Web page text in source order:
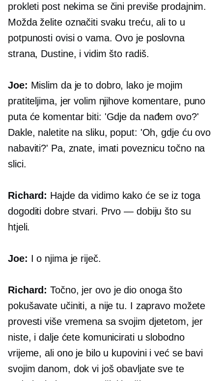
prokleti post nekima se čini previše prodajnim.
Možda želite označiti svaku treću, ali to u
potpunosti ovisi o vama. Ovo je poslovna
strana, Dustine, i vidim što radiš.
Joe: Mislim da je to dobro, lako je mojim
pratiteljima, jer volim njihove komentare, puno
puta će komentar biti: 'Gdje da nađem ovo?'
Dakle, naletite na sliku, poput: 'Oh, gdje ću ovo
nabaviti?' Pa, znate, imati poveznicu točno na
slici.
Richard: Hajde da vidimo kako će se iz toga
dogoditi dobre stvari. Prvo — dobiju što su
htjeli.
Joe: I o njima je riječ.
Richard: Točno, jer ovo je dio onoga što
pokušavate učiniti, a nije tu. I zapravo možete
provesti više vremena sa svojim djetetom, jer
niste, i dalje ćete komunicirati u slobodno
vrijeme, ali ono je bilo u kupovini i već se bavi
svojim danom, dok vi još obavljate sve te